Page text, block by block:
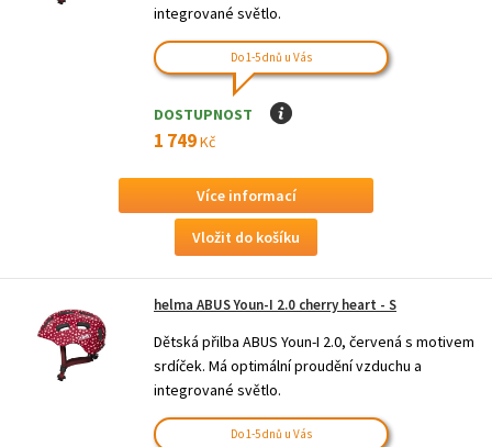
integrované světlo.
Do 1-5 dnů u Vás
DOSTUPNOST I
1 749Kč
Více informací
helma ABUS Youn-I 2.0 cherry heart - S
Dětská přilba ABUS Youn-I 2.0, červená s motivem
srdíček. Má optimální proudění vzduchu a
integrované světlo.
Do 1-5 dnů u Vás